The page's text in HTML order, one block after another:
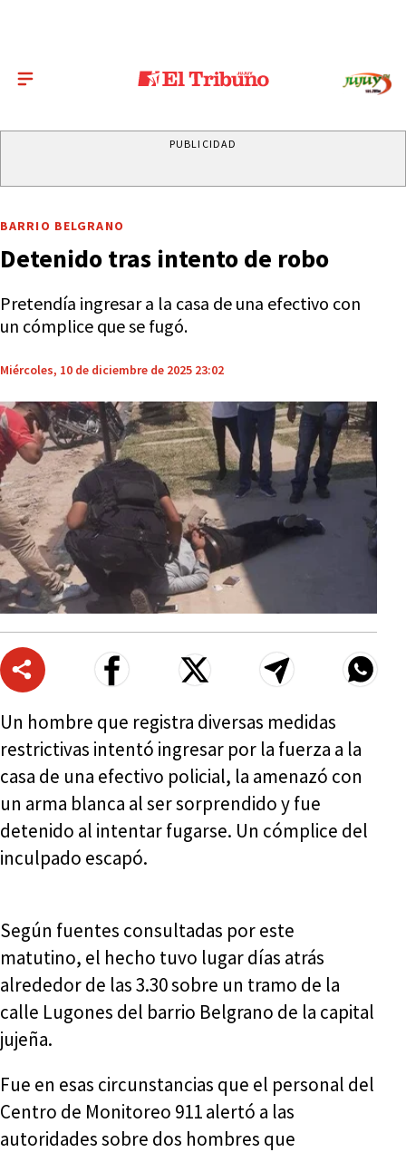
PUBLICIDAD
BARRIO BELGRANO
Detenido tras intento de robo
Pretendía ingresar a la casa de una efectivo con
un cómplice que se fugó.
Miércoles, 10 de diciembre de 2025 23:02
Un hombre que registra diversas medidas
restrictivas intentó ingresar por la fuerza a la
casa de una efectivo policial, la amenazó con
un arma blanca al ser sorprendido y fue
detenido al intentar fugarse. Un cómplice del
inculpado escapó.
Según fuentes consultadas por este
matutino, el hecho tuvo lugar días atrás
alrededor de las 3.30 sobre un tramo de la
calle Lugones del barrio Belgrano de la capital
jujeña.
Fue en esas circunstancias que el personal del
Centro de Monitoreo 911 alertó a las
autoridades sobre dos hombres que